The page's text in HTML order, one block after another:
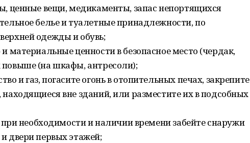
ценные вещи, медикаменты, запас непортящихся
белье и туалетные принадлежности, по
одежды и обувь;
материальные ценности в безопасное место (чердак,
(на шкафы, антресоли);
и газ, погасите огонь в отопительных печах, закрепите
вне зданий, или разместите их в подсобных
при необходимости и наличии времени забейте снаружи
двери первых этажей;